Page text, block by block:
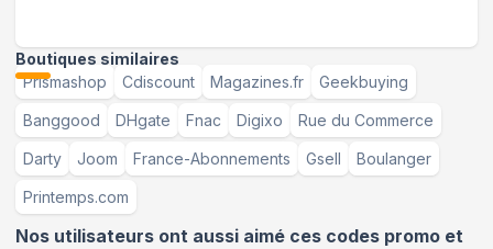
Boutiques similaires
Prismashop
Cdiscount Magazines.fr Geekbuying
Banggood DHgate Fnac Digixo Rue du Commerce
Darty Joom France-Abonnements Gsell Boulanger
Printemps.com
Nos utilisateurs ont aussi aimé ces codes promo et